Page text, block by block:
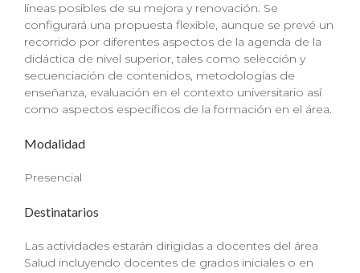
líneas posibles de su mejora y renovación. Se
configurará una propuesta flexible, aunque se prevé un
recorrido por diferentes aspectos de la agenda de la
didáctica de nivel superior, tales como selección y
secuenciación de contenidos, metodologías de
enseñanza, evaluación en el contexto universitario así
como aspectos específicos de la formación en el área.
Modalidad
Presencial
Destinatarios
Las actividades estarán dirigidas a docentes del área
Salud incluyendo docentes de grados iniciales o en